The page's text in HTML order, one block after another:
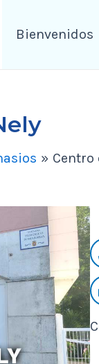
Bienvenidos
Centro